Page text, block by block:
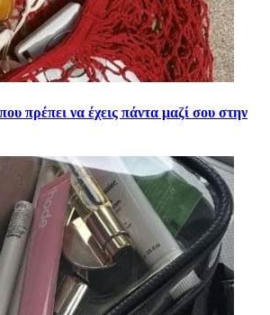
πρέπει να έχεις πάντα μαζί σου στην